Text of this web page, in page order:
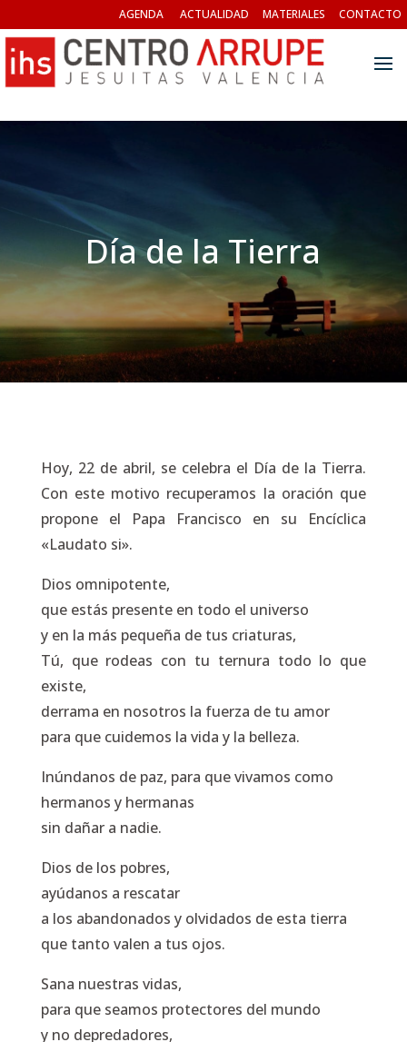
AGENDA ACTUALIDAD MATERIALES CONTACTO
Día de la Tierra
Hoy, 22 de abril, se celebra el Día de la Tierra.
Con este motivo recuperamos la oración que
propone el Papa Francisco en su Encíclica
«Laudato si».
Dios omnipotente,
que estás presente en todo el universo
y en la más pequeña de tus criaturas,
Tú, que rodeas con tu ternura todo lo que
existe,
derrama en nosotros la fuerza de tu amor
para que cuidemos la vida y la belleza.
Inúndanos de paz, para que vivamos como
hermanos y hermanas
sin dañar a nadie.
Dios de los pobres,
ayúdanos a rescatar
a los abandonados y olvidados de esta tierra
que tanto valen a tus ojos.
Sana nuestras vidas,
para que seamos protectores del mundo
y no depredadores,